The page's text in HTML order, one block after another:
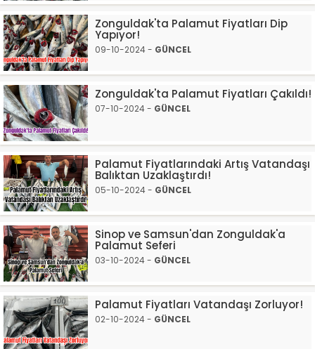
Zonguldak'ta Palamut Fiyatları Dip
Yapıyor!
09-10-2024 - GÜNCEL
Zonguldak'ta Palamut Fiyatları Çakıldı!
07-10-2024 - GÜNCEL
Palamut Fiyatlarındaki Artış Vatandaşı
Balıktan Uzaklaştırdı!
05-10-2024 - GÜNCEL
Sinop ve Samsun'dan Zonguldak'a
Palamut Seferi
03-10-2024 - GÜNCEL
Palamut Fiyatları Vatandaşı Zorluyor!
02-10-2024 - GÜNCEL